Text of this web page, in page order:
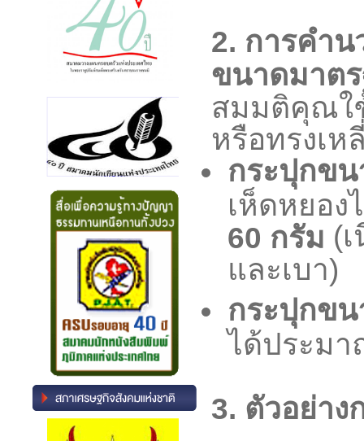
2. การคำ
ขนาดมาต
สมมติคุณใ
หรือทรงเ
กระปุกขน
เห็ดหยอ
60 กรัม (
และเบา)
กระปุกขน
ได้ประม
3. ตัวอย่า